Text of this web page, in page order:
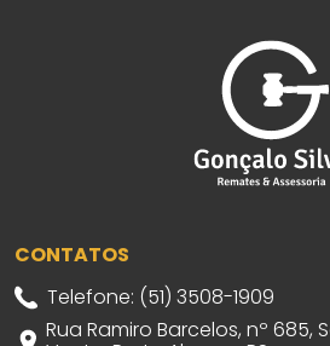
CONTATOS
Telefone: (51) 3508-1909
Rua Ramiro Barcelos, nº 685,